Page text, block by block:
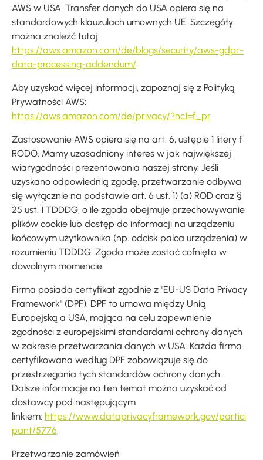
AWS w USA. Transfer danych do USA opiera się na
standardowych klauzulach umownych UE. Szczegóły
można znaleźć tutaj:
https://aws.amazon.com/de/blogs/security/aws-gdpr-
data-processing-addendum/.
Aby uzyskać więcej informacji, zapoznaj się z Polityką
Prywatności AWS:
https://aws.amazon.com/de/privacy/?nc1=f_pr.
Zastosowanie AWS opiera się na art. 6, ustępie 1 litery f
RODO. Mamy uzasadniony interes w jak największej
wiarygodności prezentowania naszej strony. Jeśli
uzyskano odpowiednią zgodę, przetwarzanie odbywa
się wyłącznie na podstawie art. 6 ust. 1) (a) ROD oraz §
25 ust. 1 TDDDG, o ile zgoda obejmuje przechowywanie
plików cookie lub dostęp do informacji na urządzeniu
końcowym użytkownika (np. odcisk palca urządzenia) w
rozumieniu TDDDG. Zgoda może zostać cofnięta w
dowolnym momencie.
Firma posiada certyfikat zgodnie z "EU-US Data Privacy
Framework" (DPF). DPF to umowa między Unią
Europejską a USA, mająca na celu zapewnienie
zgodności z europejskimi standardami ochrony danych
w zakresie przetwarzania danych w USA. Każda firma
certyfikowana według DPF zobowiązuje się do
przestrzegania tych standardów ochrony danych.
Dalsze informacje na ten temat można uzyskać od
dostawcy pod następującym
linkiem: https://www.dataprivacyframework.gov/partici
pant/5776.
Przetwarzanie zamówień